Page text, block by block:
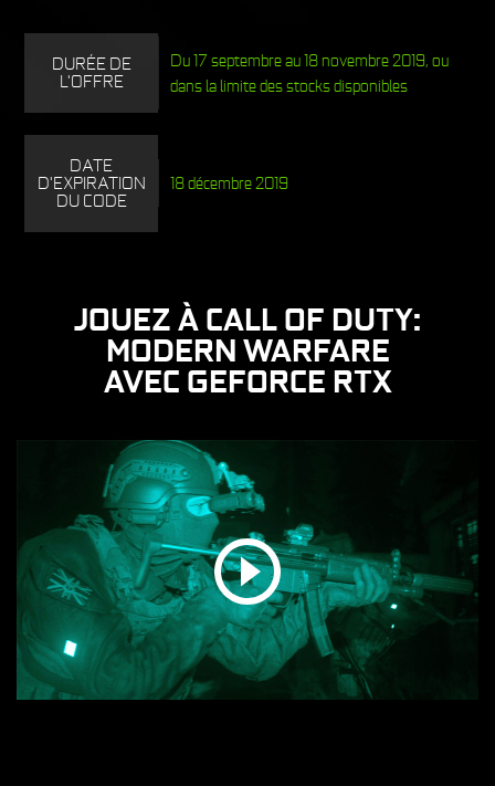
DURÉE DE
L'OFFRE
Du 17 septembre au 18 novembre 2019, ou
dans la limite des stocks disponibles
DATE
D'EXPIRATION
DU CODE
18 décembre 2019
JOUEZ À CALL OF DUTY:
MODERN WARFARE
AVEC GEFORCE RTX